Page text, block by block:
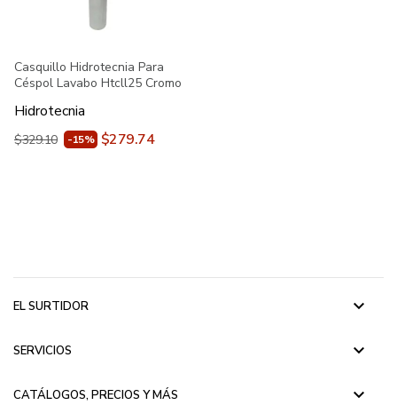
Casquillo Hidrotecnia Para
Céspol Lavabo Htcll25 Cromo
Hidrotecnia
$329.10 -15% $279.74
EL SURTIDOR keyboard_arrow_down
SERVICIOS keyboard_arrow_down
CATÁLOGOS, PRECIOS Y MÁS keyboard_arrow_down